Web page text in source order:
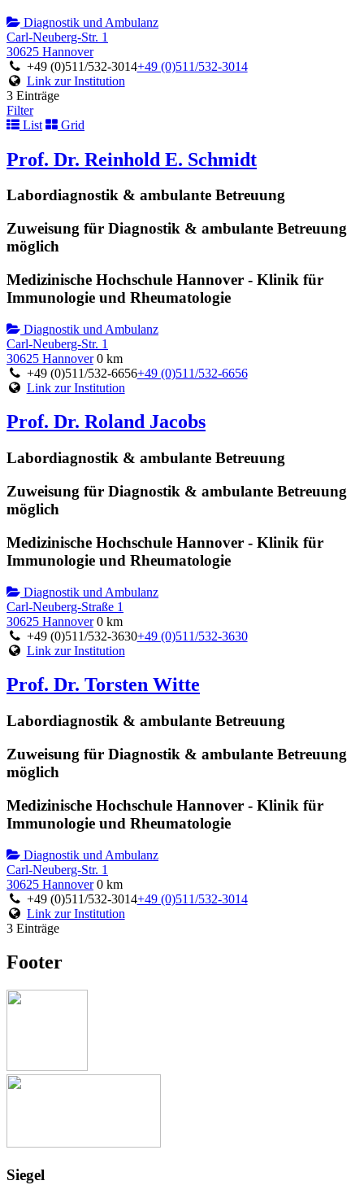
Diagnostik und Ambulanz
Carl-Neuberg-Str. 1
30625 Hannover
+49 (0)511/532-3014+49 (0)511/532-3014
Link zur Institution
3 Einträge
Filter
List
Grid
Prof. Dr. Reinhold E. Schmidt
Labordiagnostik & ambulante Betreuung
Zuweisung für Diagnostik & ambulante Betreuung
möglich
Medizinische Hochschule Hannover - Klinik für
Immunologie und Rheumatologie
Diagnostik und Ambulanz
Carl-Neuberg-Str. 1
30625 Hannover 0 km
+49 (0)511/532-6656+49 (0)511/532-6656
Link zur Institution
Prof. Dr. Roland Jacobs
Labordiagnostik & ambulante Betreuung
Zuweisung für Diagnostik & ambulante Betreuung
möglich
Medizinische Hochschule Hannover - Klinik für
Immunologie und Rheumatologie
Diagnostik und Ambulanz
Carl-Neuberg-Straße 1
30625 Hannover 0 km
+49 (0)511/532-3630+49 (0)511/532-3630
Link zur Institution
Prof. Dr. Torsten Witte
Labordiagnostik & ambulante Betreuung
Zuweisung für Diagnostik & ambulante Betreuung
möglich
Medizinische Hochschule Hannover - Klinik für
Immunologie und Rheumatologie
Diagnostik und Ambulanz
Carl-Neuberg-Str. 1
30625 Hannover 0 km
+49 (0)511/532-3014+49 (0)511/532-3014
Link zur Institution
3 Einträge
Footer
Siegel